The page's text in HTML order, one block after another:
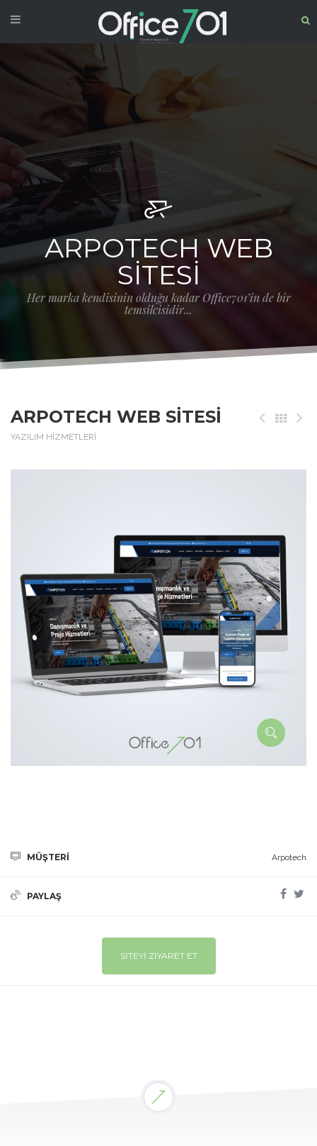
ARPOTECH WEB
SITESI
Her marka kendisinin olduğu kadar Office701’in de bir
temsilcisidir...
ARPOTECH WEB SITESI
YAZILIM HİZMETLERİ
MÜŞTERİ Arpotech
PAYLAŞ
SİTEYİ ZİYARET ET